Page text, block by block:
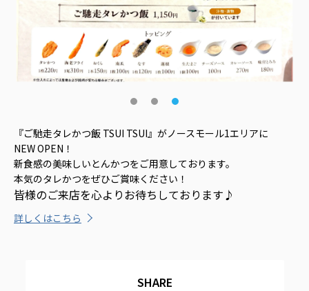
『ご馳走タレかつ飯 TSUI TSUI』がノースモール1エリアに
NEW OPEN！
新食感の美味しいとんかつをご用意しております。
本気のタレかつをぜひご賞味ください！
皆様のご来店を心よりお待ちしております♪
詳しくはこちら
SHARE